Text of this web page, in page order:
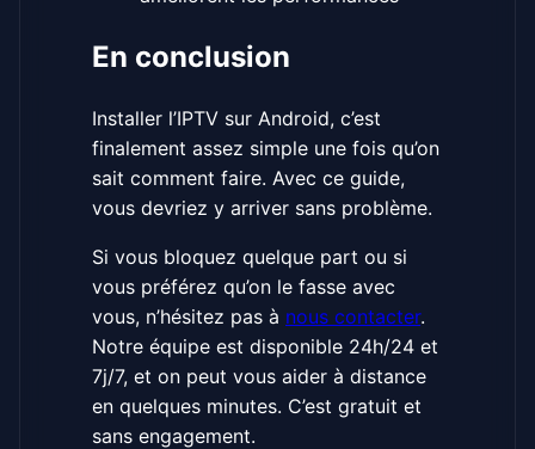
En conclusion
Installer l’IPTV sur Android, c’est
finalement assez simple une fois qu’on
sait comment faire. Avec ce guide,
vous devriez y arriver sans problème.
Si vous bloquez quelque part ou si
vous préférez qu’on le fasse avec
vous, n’hésitez pas à nous contacter.
Notre équipe est disponible 24h/24 et
7j/7, et on peut vous aider à distance
en quelques minutes. C’est gratuit et
sans engagement.